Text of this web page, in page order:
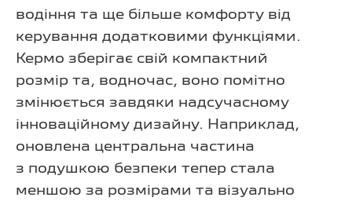
водіння та ще більше комфорту від
керування додатковими функціями.
Кермо зберігає свій компактний
розмір та, водночас, воно помітно
змінюється завдяки надсучасному
інноваційному дизайну. Наприклад,
оновлена центральна частина
з подушкою безпеки тепер стала
меншою за розмірами та візуально